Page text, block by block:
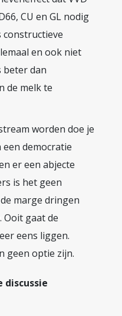
CU en GL nodig
en ook niet
beter dan
de melk te
worden doe je
democratie
er een abjecte
is het geen
marge dringen
Ooit gaat de
eens liggen.
geen optie zijn.
discussie